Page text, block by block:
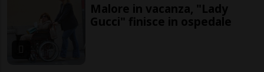
Malore in vacanza, "Lady
Gucci" finisce in ospedale